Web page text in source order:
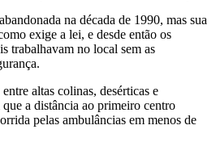
na década de 1990, mas sua
exige a lei, e desde então os
trabalhavam no local sem as
altas colinas, desérticas e
a distância ao primeiro centro
pelas ambulâncias em menos de